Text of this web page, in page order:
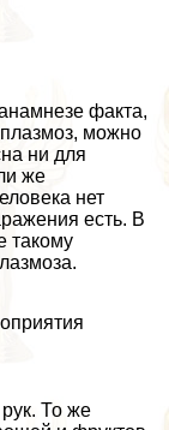
факта,
можно
ни для
же
нет
есть. В
такому
То же